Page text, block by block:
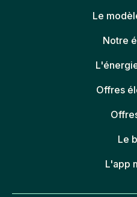
Le
Notre
Offres
Le
L'app